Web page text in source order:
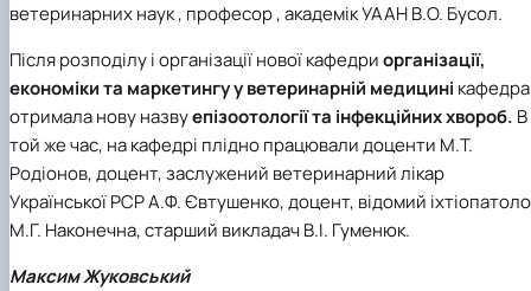
ветеринарних наук , професор , академік УААН В.О. Бусол.
Після розподілу і організації нової кафедриорганізації,
економіки та маркетингу у ветеринарній медицині кафедра
отримала нову назвуепізоотології та інфекційних хвороб. В
той же час, на кафедрі плідно працювали доценти М.Т.
Родіонов, доцент, заслужений ветеринарний лікар
Української РСР А.Ф. Євтушенко, доцент, відомий
М.Г. Наконечна, старший викладач В.І. Гуменюк.
Максим Жуковський